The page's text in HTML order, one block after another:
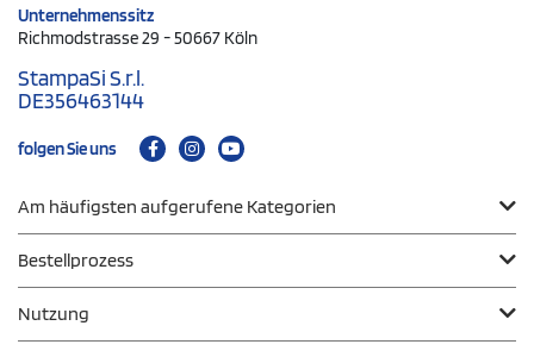
Unternehmenssitz
Richmodstrasse 29 - 50667 Köln
StampaSi S.r.l.
DE356463144
folgen Sie uns
Am häufigsten aufgerufene Kategorien
Bestellprozess
Nutzung